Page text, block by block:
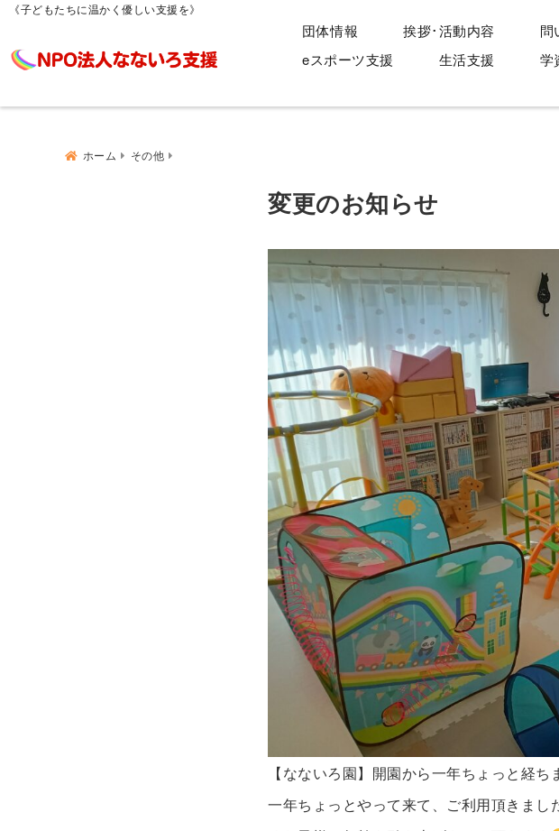
《子どもたちに温かく優しい支援を》
団体情報 挨拶･活動内容 問
eスポーツ支援
生活支援 学
ホーム その他
変更のお知らせ
【なないろ園】開園から一年ちょっと経ち
一年ちょっとやって来て、ご利用頂きま